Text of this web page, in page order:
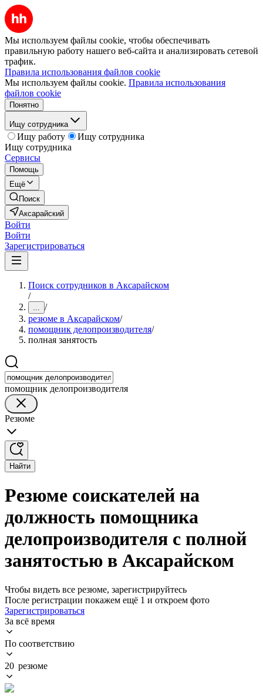
Мы используем файлы cookie, чтобы обеспечивать
правильную работу нашего веб-сайта и анализировать сетевой
трафик.
Правила использования файлов cookie
Мы используем файлы cookie. Правила использования
файлов cookie
Понятно
Ищу сотрудника
Ищу работу
Ищу сотрудника
Ищу сотрудника
Сервисы
Помощь
Ещё
Поиск
Аксарайский
Войти
Войти
Зарегистрироваться
Поиск сотрудников в Аксарайском
/
... /
резюме в Аксарайском/
помощник делопроизводителя/
полная занятость
помощник делопроизводителя
Резюме
Найти
Резюме соискателей на
должность помощника
делопроизводителя с полной
занятостью в Аксарайском
Чтобы видеть все резюме, зарегистрируйтесь
После регистрации покажем ещё 1 и откроем фото
Зарегистрироваться
За всё время
По соответствию
20 резюме